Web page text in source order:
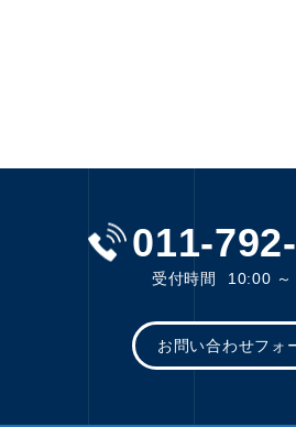
011-
受付時間 10:00
お問い合わせフォ